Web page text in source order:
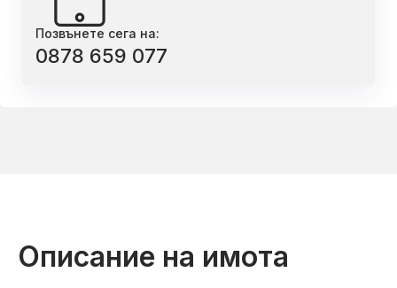
Позвънете сега на:
0878 659 077
Описание на имота